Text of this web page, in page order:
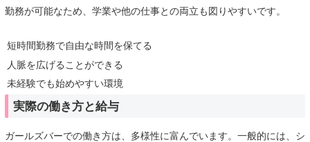
勤務が可能なため、学業や他の仕事との両立も図りやすいです。
短時間勤務で自由な時間を保てる
人脈を広げることができる
未経験でも始めやすい環境
実際の働き方と給与
ガールズバーでの働き方は、多様性に富んでいます。一般的には、シ